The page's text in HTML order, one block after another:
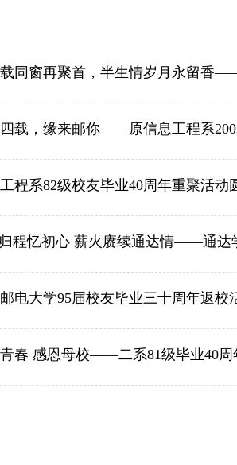
同窗再聚首，半生情岁月永留香
载，缘来邮你——原信息工程系
程系82级校友毕业40周年重聚活动
程忆初心 薪火赓续通达情——通达
电大学95届校友毕业三十周年返校
春 感恩母校——二系81级毕业40周